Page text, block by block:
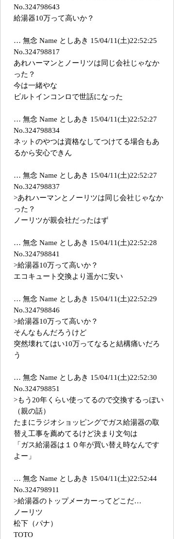
No.324798643
給湯器10万って高いか？
… 無念 Name としあき 15/04/11(土)22:52:25
No.324798817
あれハーマンとノーリツは同じ会社じゃなか
った？
今は一緒やな
ビルトインコンロで世話になった
… 無念 Name としあき 15/04/11(土)22:52:27
No.324798834
ネットのやつは資格なしてつけてる場合もあ
るから安心できん
… 無念 Name としあき 15/04/11(土)22:52:27
No.324798837
>あれハーマンとノーリツは同じ会社じゃなか
った？
ノーリツが親会社だったはず
… 無念 Name としあき 15/04/11(土)22:52:28
No.324798841
>給湯器10万って高いか？
エコキュート交換より遥かに安い
… 無念 Name としあき 15/04/11(土)22:52:29
No.324798846
>給湯器10万って高いか？
そんなもんだろうけど
突然壊れてはい10万ってなると結構痛いだろ
う
… 無念 Name としあき 15/04/11(土)22:52:30
No.324798851
>もう20年くらい使ってるので交換するっぽい
（親の話）
たまにラジオショッピングでガス給湯器の取
替え工事を薦めてるけど決まり文句は
「ガス給湯器は１０年が買い替え時なんです
よー」
… 無念 Name としあき 15/04/11(土)22:52:44
No.324798911
>給湯器のトップメーカーってどこだ…
ノーリツ
松下（パナ）
TOTO